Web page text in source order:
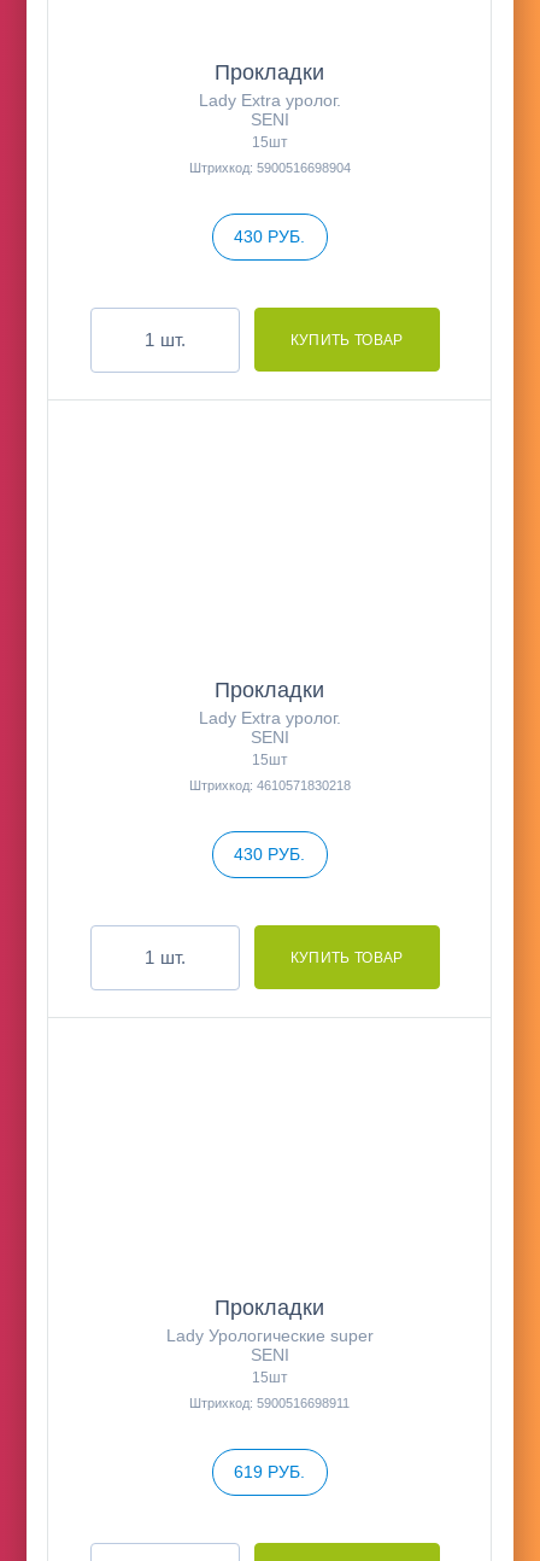
Прокладки
Lady Extra уролог.
SENI
15шт
Штрихкод: 5900516698904
430 РУБ.
шт.
Прокладки
Lady Extra уролог.
SENI
15шт
Штрихкод: 4610571830218
430 РУБ.
шт.
Прокладки
Lady Урологические super
SENI
15шт
Штрихкод: 5900516698911
619 РУБ.